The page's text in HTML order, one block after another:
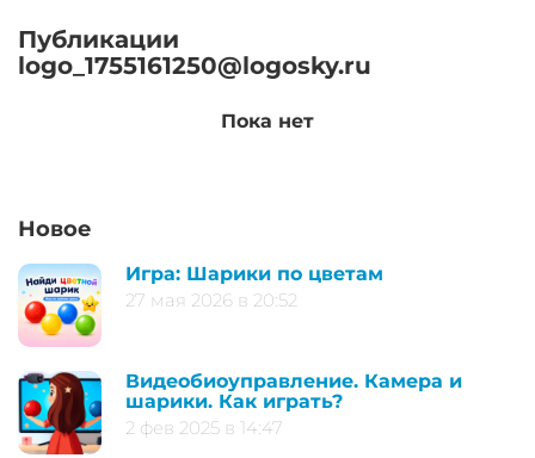
Публикации
logo_1755161250@logosky.ru
Пока нет
Новое
Игра: Шарики по цветам
27 мая 2026 в 20:52
Видеобиоуправление. Камера и
шарики. Как играть?
2 фев 2025 в 14:47